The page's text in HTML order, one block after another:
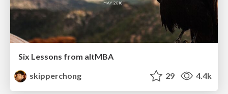
Six Lessons from altMBA
skipperchong
29 4.4k